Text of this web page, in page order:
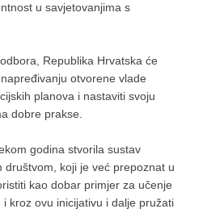
u savjetovanjima s
Republika Hrvatska će
otvorene vlade
planova i nastaviti svoju
dobre prakse.
godina stvorila sustav
društvom, koji je već prepoznat u
kao dobar primjer za učenje
kroz ovu inicijativu i dalje pružati